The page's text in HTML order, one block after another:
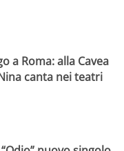
a Roma: alla Cavea
canta nei teatri